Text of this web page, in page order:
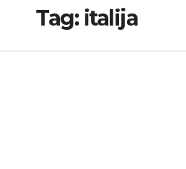
Tag: italija